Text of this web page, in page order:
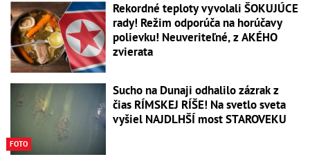
Rekordné teploty vyvolali ŠOKUJÚCE
rady! Režim odporúča na horúčavy
polievku! Neuveriteľné, z AKÉHO
zvierata
FOTO
Sucho na Dunaji odhalilo zázrak z
čias RÍMSKEJ RÍŠE! Na svetlo sveta
vyšiel NAJDLHŠÍ most STAROVEKU